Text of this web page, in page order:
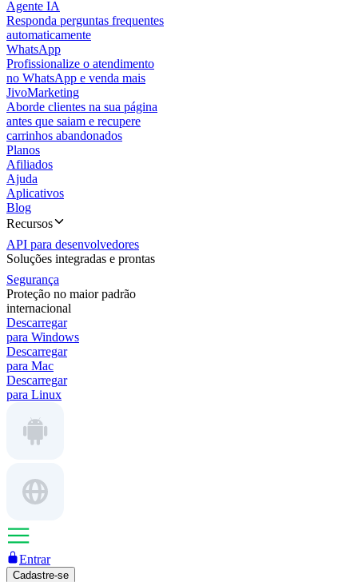
Agente IA
Responda perguntas frequentes
automaticamente
WhatsApp
Profissionalize o atendimento
no WhatsApp e venda mais
JivoMarketing
Aborde clientes na sua página
antes que saiam e recupere
carrinhos abandonados
Planos
Afiliados
Ajuda
Aplicativos
Blog
Recursos
API para desenvolvedores
Soluções integradas e prontas
Segurança
Proteção no maior padrão
internacional
Descarregar
para Windows
Descarregar
para Mac
Descarregar
para Linux
Entrar
Cadastre-se